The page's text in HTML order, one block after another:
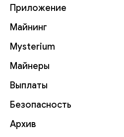
Приложение
Майнинг
Mysterium
Майнеры
Выплаты
Безопасность
Архив